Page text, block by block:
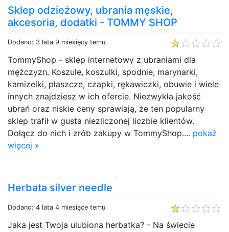
Sklep odzieżowy, ubrania męskie,
akcesoria, dodatki - TOMMY SHOP
Dodano: 3 lata 9 miesięcy temu
TommyShop - sklep internetowy z ubraniami dla
mężczyzn. Koszule, koszulki, spodnie, marynarki,
kamizelki, płaszcze, czapki, rękawiczki, obuwie i wiele
innych znajdziesz w ich ofercie. Niezwykła jakość
ubrań oraz niskie ceny sprawiają, że ten popularny
sklep trafił w gusta niezliczonej liczbie klientów.
Dołącz do nich i zrób zakupy w TommyShop.... pokaż
więcej »
Herbata silver needle
Dodano: 4 lata 4 miesiące temu
Jaka jest Twoja ulubiona herbatka? - Na świecie